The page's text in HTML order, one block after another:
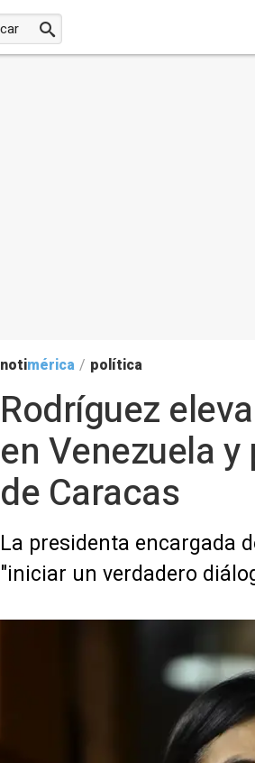
notimérica / política
Rodríguez
en Venezuela
de Caracas
La presidenta encargada
"iniciar un verdadero